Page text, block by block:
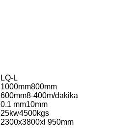
LQ-L
1000mm800mm
600mm8-400m/dakika
0.1 mm10mm
25kw4500kgs
2300x3800xl 950mm